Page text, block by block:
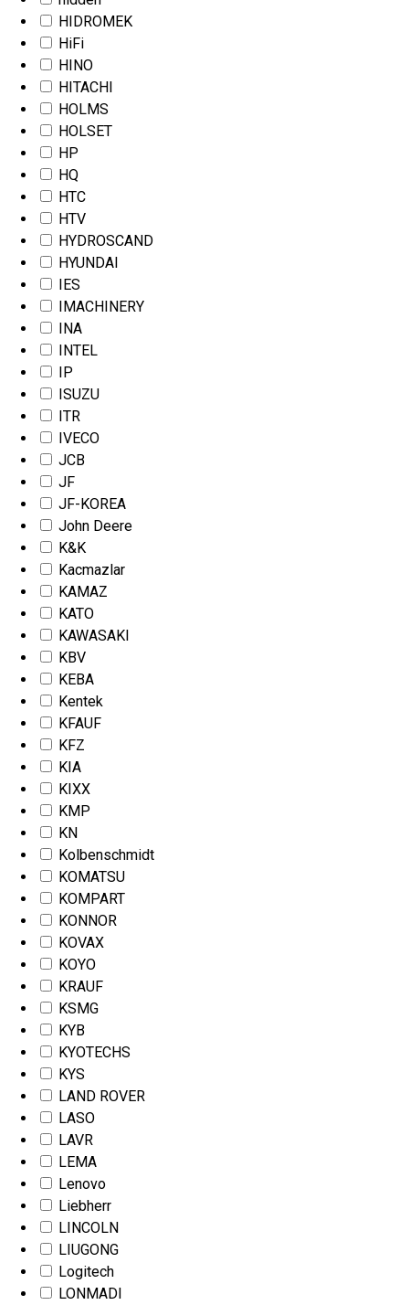
HIDROMEK
HiFi
HINO
HITACHI
HOLMS
HOLSET
HP
HQ
HTC
HTV
HYDROSCAND
HYUNDAI
IES
IMACHINERY
INA
INTEL
IP
ISUZU
ITR
IVECO
JCB
JF
JF-KOREA
John Deere
K&K
Kacmazlar
KAMAZ
KATO
KAWASAKI
KBV
KEBA
Kentek
KFAUF
KFZ
KIA
KIXX
KMP
KN
Kolbenschmidt
KOMATSU
KOMPART
KONNOR
KOVAX
KOYO
KRAUF
KSMG
KYB
KYOTECHS
KYS
LAND ROVER
LASO
LAVR
LEMA
Lenovo
Liebherr
LINCOLN
LIUGONG
Logitech
LONMADI